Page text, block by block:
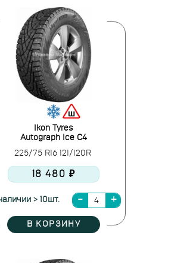
Ikon Tyres
Autograph Ice C4
225/75 R16 121/120R
18 480 ₽
> 10шт.
В КОРЗИНУ